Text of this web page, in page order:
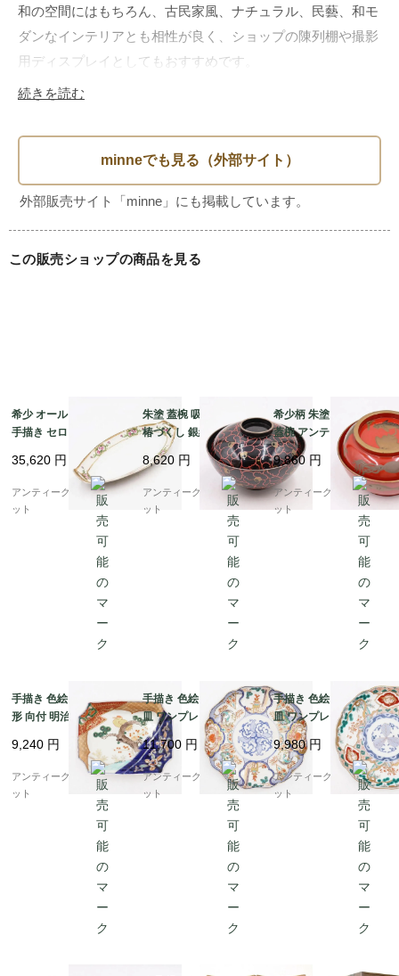
和の空間にはもちろん、古民家風、ナチュラル、民藝、和モ
ダンなインテリアとも相性が良く、ショップの陳列棚や撮影
用ディスプレイとしてもおすすめです。
■サイズ（cm）
幅 143.5　奥行 76　高さ 83.5
・内寸
上部３箇所：幅 42　奥行 68
■状態（Condition）
★★★★☆
経年によるスレなどはありますが、特記する大きなダメージ
はなく、アンティーク・ヴィンテージ品として良い状態と言
えます。（アンティーク・ヴィンテージの手作り品には、経
年による細かな擦れや汚れ、わずかな歪みや個体差がござい
ます。あらかじめご了承ください。）
■３辺合計（cm）
続きを読む
この販売ショップの商品を見る
希少 オールドノリタケ
手描き セロリ皿 変形皿
飾り皿 ピンク ローズ
花柄 NORITAKE アー
ルデコ 楕円 オーバル
35,620 円
アンティークブルーパロ
ット
朱塗 蓋椀 吸物椀 花柄
椿づくし 銀縁 アンティ
ーク 漆器 和食器 おし
ゃれ レトロモダン シッ
ク
8,620 円
アンティークブルーパロ
ット
希少柄 朱塗り 蒔絵入り
蓋椀 アンティーク 骨董
和食 漆器の器 日本の美
海の生き物 かわいい
（蛸・エイ・鯛・魚）
9,860 円
アンティークブルーパロ
ット
手描き 色絵 伊万里 角
形 向付 明治・大正 ア
ンティーク 和食器 ハレ
の日（松・鳥・花唐
草・菱・シダ）
9,240 円
アンティークブルーパロ
ット
手描き 色絵 中皿 七寸
皿 ワンプレート おしゃ
れ 大正 骨董 アンティ
ーク 和食器 おもてなし
パステル（唐花・唐
草・鳳凰・立湧・盆
11,700 円
アンティークブルーパロ
ット
手描き 色絵 中皿 七寸
皿 ワンプレート おしゃ
れ 大正 骨董 アンティ
ーク 和食器 おもてなし
（松竹梅・三つ葉・鳳
凰・菊・菱）
9,980円
アンティークブルーパロ
ット